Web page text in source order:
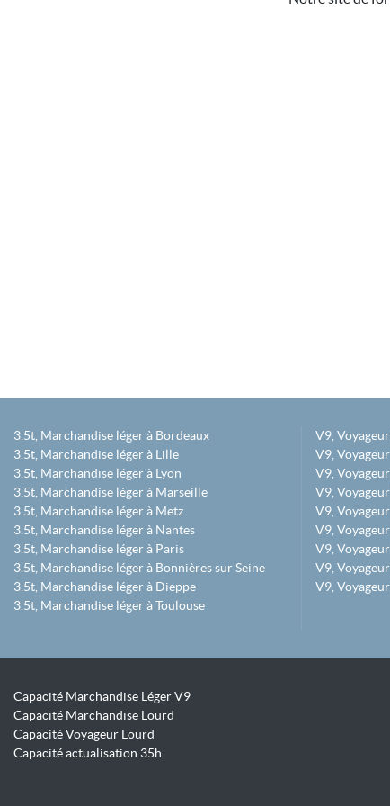
3.5t, Marchandise léger à Bordeaux
3.5t, Marchandise léger à Lille
3.5t, Marchandise léger à Lyon
3.5t, Marchandise léger à Marseille
3.5t, Marchandise léger à Metz
3.5t, Marchandise léger à Nantes
3.5t, Marchandise léger à Paris
3.5t, Marchandise léger à Bonnières sur Seine
3.5t, Marchandise léger à Dieppe
3.5t, Marchandise léger à Toulouse
V9,
V9,
V9,
V9,
V9,
V9,
V9,
V9,
V9,
Capacité Marchandise Léger V9
Capacité Marchandise Lourd
Capacité Voyageur Lourd
Capacité actualisation 35h